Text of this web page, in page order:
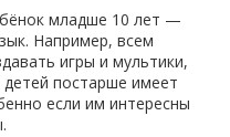
младше 10 лет —
Например, всем
игры и мультики,
постарше имеет
если им интересны